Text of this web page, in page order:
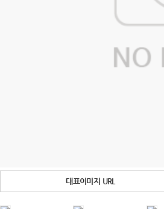
대표이미지 URL